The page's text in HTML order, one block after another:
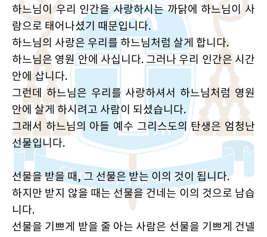
하느님이 우리 인간을 사랑하시는 까닭에 하느님이 사
람으로 태어나셨기 때문입니다.
하느님의 사랑은 우리를 하느님처럼 살게 합니다.
하느님은 영원 안에 사십니다. 그러나 우리 인간은 시간
안에 삽니다.
그런데 하느님은 우리를 사랑하셔서 하느님처럼 영원
안에 살게 하시려고 사람이 되셨습니다.
그래서 하느님의 아들 예수 그리스도의 탄생은 엄청난
선물입니다.
선물을 받을 때, 그 선물은 받는 이의 것이 됩니다.
하지만 받지 않을 때는 선물을 건네는 이의 것으로 남습
니다.
선물을 기쁘게 받을 줄 아는 사람은 선물을 기쁘게 건넬